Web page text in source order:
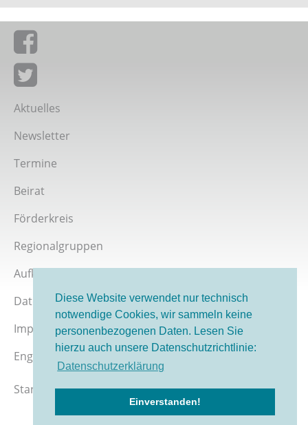
Diese Website verwendet nur technisch
notwendige Cookies, wir sammeln keine
personenbezogenen Daten. Lesen Sie
hierzu auch unsere Datenschutzrichtlinie:
Datenschutzerklärung
Einverstanden!
Giordano-Bruno-Stiftung auf Facebook
Giordano-Bruno-Stiftung bei Twitter
Aktuelles
Newsletter
Termine
Beirat
Förderkreis
Regionalgruppen
Aufklärer werden
Datenschutz
Impressum
English version
Stand 08/2026